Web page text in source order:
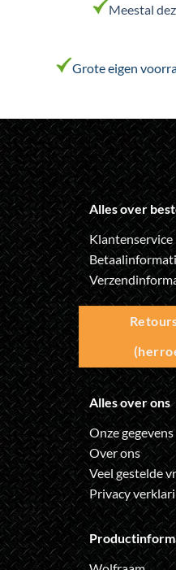
gekozen
de
productpagina
Meestal
Grote eigen
Alles over
Klantenservice
Alles over ons
Onze gegevens
Over ons
Veel gestelde
Privacy